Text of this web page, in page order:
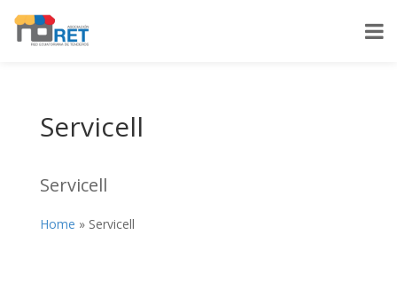
Servicell
Servicell
Home » Servicell